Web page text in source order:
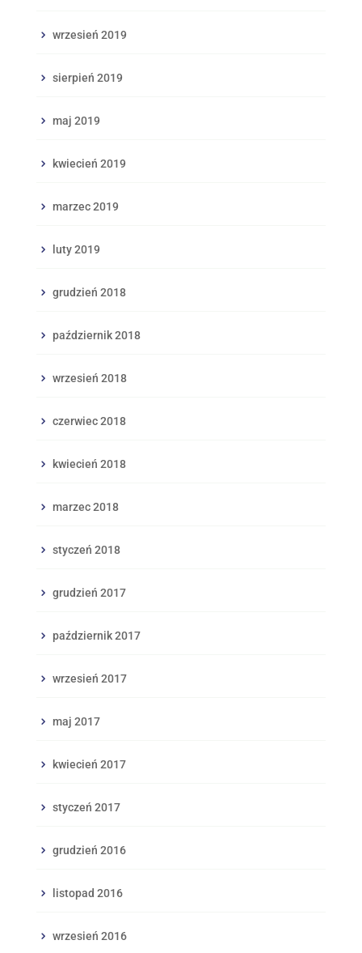
wrzesień 2019
sierpień 2019
maj 2019
kwiecień 2019
marzec 2019
luty 2019
grudzień 2018
październik 2018
wrzesień 2018
czerwiec 2018
kwiecień 2018
marzec 2018
styczeń 2018
grudzień 2017
październik 2017
wrzesień 2017
maj 2017
kwiecień 2017
styczeń 2017
grudzień 2016
listopad 2016
wrzesień 2016